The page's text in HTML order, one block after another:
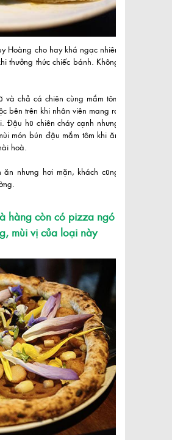
Hoàng cho hay khá ngạc nhiên
thưởng thức chiếc bánh. Không
chả cá chiên cùng mắm tôm
bên trên khi nhân viên mang ra
hũ chiên cháy cạnh nhưng
món bún đậu mắm tôm khi ăn
hoà.
nhưng hơi mặn, khách cũng
hàng còn có pizza ngó
mùi vị của loại này